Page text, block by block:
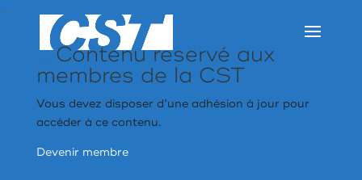
…
Contenu réservé aux
membres de la CST
Vous devez disposer d’une adhésion à jour pour
accéder à ce contenu.
Devenir membre